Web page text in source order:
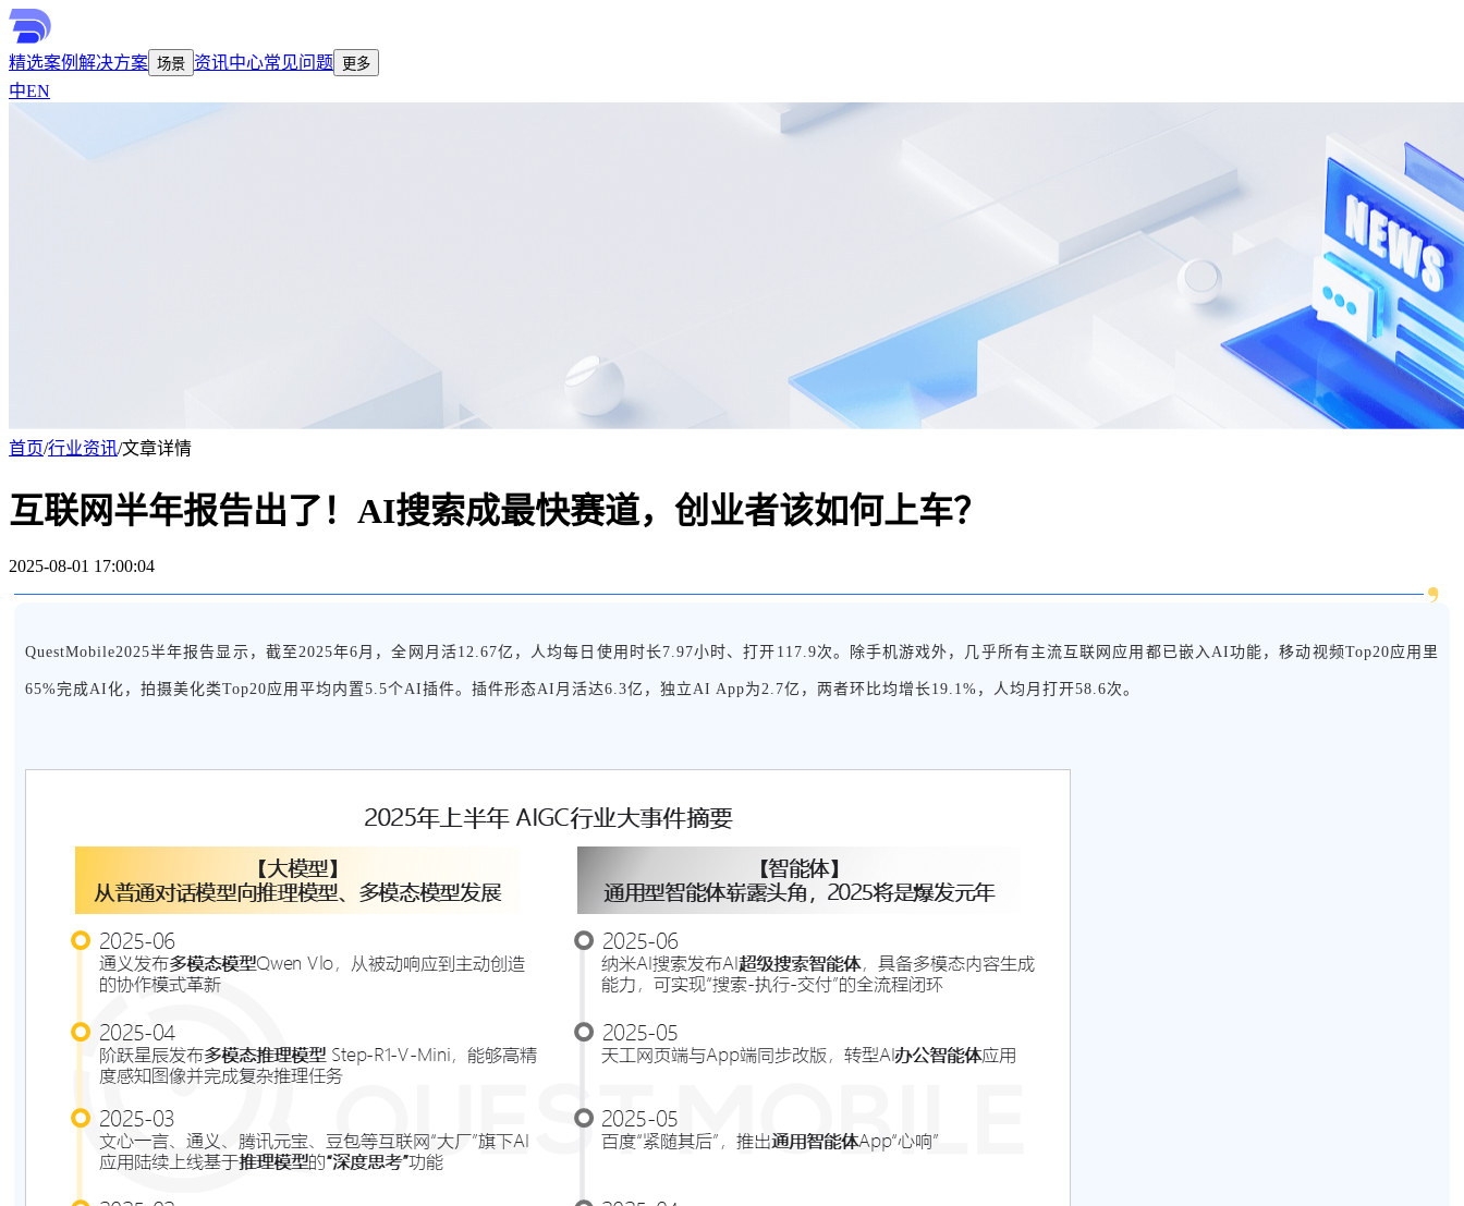
精选案例 解决方案 场景 资讯中心常见问题 更多
中EN
首页/行业资讯/文章详情
互联网半年报告出了！AI搜索成最快赛道，创业者该如何上车？
2025-08-01 17:00:04
QuestMobile2025半年报告显示，截至2025年6月，全网月活12.67亿，人均每日使用时长7.97小时、打开117.9次。除手机游戏外，几乎所有主流互联网应用都已嵌入AI功能，移动视频Top20应用里
65%完成AI化，拍摄美化类Top20应用平均内置5.5个AI插件。插件形态AI月活达6.3亿，独立AI App为2.7亿，两者环比均增长19.1%，人均月打开58.6次。